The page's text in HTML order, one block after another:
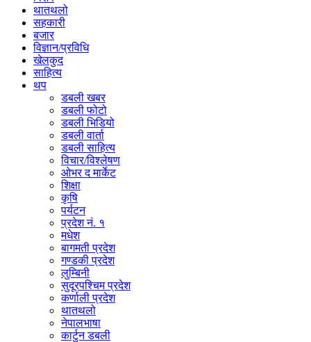
थातथलो
सहकारी
बजार
विज्ञान/प्रविधि
खेलकुद
साहित्य
थप
डबली खबर
डबली फोटो
डबली भिडियो
डबली वार्ता
डबली साहित्य
विचार/विश्‍लेषण
ओभर द मार्केट
शिक्षा
कृषि
पर्यटन
प्रदेश नं. १
मधेश
बागमती प्रदेश
गण्डकी प्रदेश
लुम्बिनी
सुदूरपश्चिम प्रदेश
कर्णाली प्रदेश
थातथलो
नेपालभाषा
कार्टुन डबली